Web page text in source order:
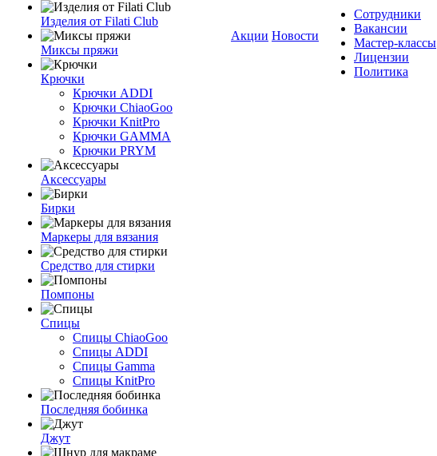
Изделия от Filati Club
Миксы пряжи
Крючки
Крючки ADDI
Крючки ChiaoGoo
Крючки KnitPro
Крючки GAMMA
Крючки PRYM
Аксессуары
Бирки
Маркеры для вязания
Средство для стирки
Помпоны
Спицы
Спицы ChiaoGoo
Спицы ADDI
Спицы Gamma
Спицы KnitPro
Последняя бобинка
Джут
Акции Новости
Сотрудники
Вакансии
Мастер-классы
Лицензии
Политика